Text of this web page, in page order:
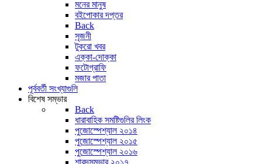
মনের মানুষ
বইপোকার দপ্তর
Back
সৃজনী
টুকরো খবর
এক্কা-দোক্কা
ফটোগ্রাফি
মজার পাতা
পূর্ববর্তী সংখ্যাগুলি
বিশেষ সম্ভার
Back
ধারাবাহিক সমষ্টিগুলির লিংক
পুজোস্পেশ্যাল ২০১৪
পুজোস্পেশ্যাল ২০১৫
পুজোস্পেশ্যাল ২০১৬
শারদসম্ভার ২০১৭